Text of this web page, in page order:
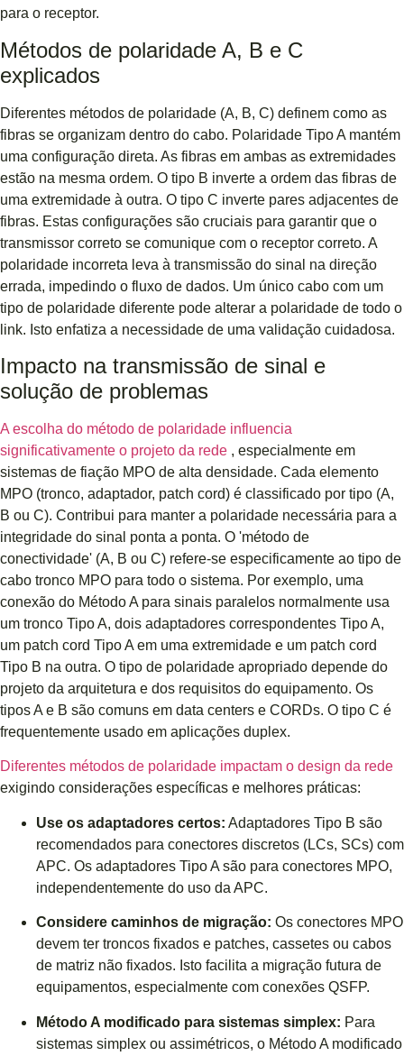
para o receptor.
Métodos de polaridade A, B e C
explicados
Diferentes métodos de polaridade (A, B, C) definem como as
fibras se organizam dentro do cabo. Polaridade Tipo A mantém
uma configuração direta. As fibras em ambas as extremidades
estão na mesma ordem. O tipo B inverte a ordem das fibras de
uma extremidade à outra. O tipo C inverte pares adjacentes de
fibras. Estas configurações são cruciais para garantir que o
transmissor correto se comunique com o receptor correto. A
polaridade incorreta leva à transmissão do sinal na direção
errada, impedindo o fluxo de dados. Um único cabo com um
tipo de polaridade diferente pode alterar a polaridade de todo o
link. Isto enfatiza a necessidade de uma validação cuidadosa.
Impacto na transmissão de sinal e
solução de problemas
A escolha do método de polaridade influencia
significativamente o projeto da rede , especialmente em
sistemas de fiação MPO de alta densidade. Cada elemento
MPO (tronco, adaptador, patch cord) é classificado por tipo (A,
B ou C). Contribui para manter a polaridade necessária para a
integridade do sinal ponta a ponta. O 'método de
conectividade' (A, B ou C) refere-se especificamente ao tipo de
cabo tronco MPO para todo o sistema. Por exemplo, uma
conexão do Método A para sinais paralelos normalmente usa
um tronco Tipo A, dois adaptadores correspondentes Tipo A,
um patch cord Tipo A em uma extremidade e um patch cord
Tipo B na outra. O tipo de polaridade apropriado depende do
projeto da arquitetura e dos requisitos do equipamento. Os
tipos A e B são comuns em data centers e CORDs. O tipo C é
frequentemente usado em aplicações duplex.
Diferentes métodos de polaridade impactam o design da rede
exigindo considerações específicas e melhores práticas:
Use os adaptadores certos: Adaptadores Tipo B são
recomendados para conectores discretos (LCs, SCs) com
APC. Os adaptadores Tipo A são para conectores MPO,
independentemente do uso da APC.
Considere caminhos de migração: Os conectores MPO
devem ter troncos fixados e patches, cassetes ou cabos
de matriz não fixados. Isto facilita a migração futura de
equipamentos, especialmente com conexões QSFP.
Método A modificado para sistemas simplex: Para
sistemas simplex ou assimétricos, o Método A modificado